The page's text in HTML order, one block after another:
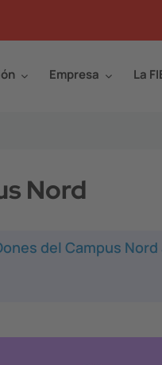
Empresa La
Nord
del Campus Nord